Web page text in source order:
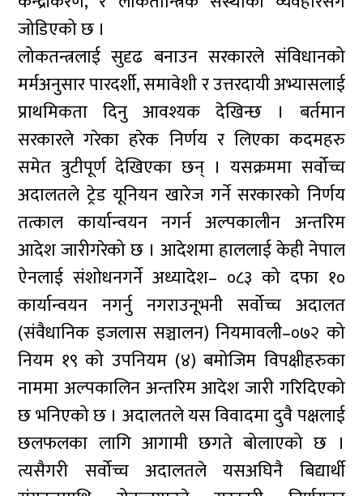
जोडिएको छ ।
लोकतन्त्रलाई सुदृढ बनाउन सरकारले संविधानको
मर्मअनुसार पारदर्शी, समावेशी र उत्तरदायी अभ्यासलाई
प्राथमिकता दिनु आवश्यक देखिन्छ । बर्तमान
सरकारले गरेका हरेक निर्णय र लिएका कदमहरु
समेत त्रुटीपूर्ण देखिएका छन् । यसक्रममा सर्वोच्च
अदालतले ट्रेड यूनियन खारेज गर्ने सरकारको निर्णय
तत्काल कार्यान्वयन नगर्न अल्पकालीन अन्तरिम
आदेश जारीगरेको छ । आदेशमा हाललाई केही नेपाल
ऐनलाई संशोधनगर्ने अध्यादेश– ०८३ को दफा १०
कार्यान्वयन नगर्नु नगराउनूभनी सर्वोच्च अदालत
(संवैधानिक इजलास सञ्चालन) नियमावली–०७२ को
नियम १९ को उपनियम (४) बमोजिम विपक्षीहरुका
नाममा अल्पकालिन अन्तरिम आदेश जारी गरिदिएको
छ भनिएको छ । अदालतले यस विवादमा दुवै पक्षलाई
छलफलका लागि आगामी छगते बोलाएको छ ।
त्यसैगरी सर्वोच्च अदालतले यसअघिनै बिद्यार्थी